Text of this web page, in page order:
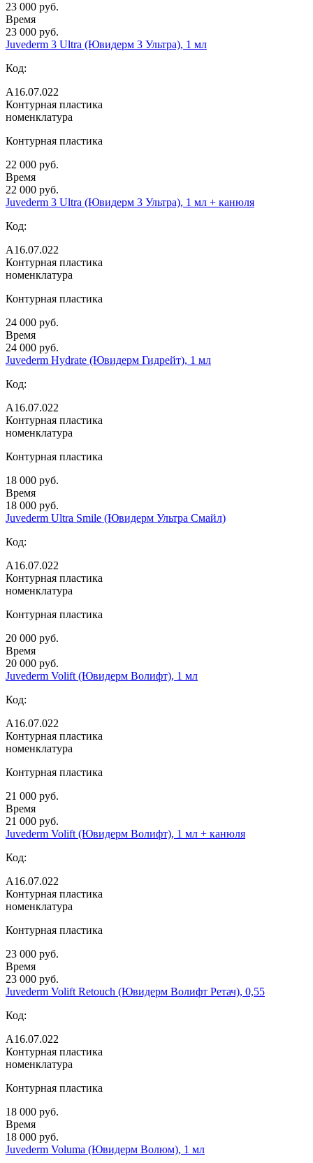
23 000 руб.
Время
23 000 руб.
Juvederm 3 Ultra (Ювидерм 3 Ультра), 1 мл
Код:
А16.07.022
Контурная пластика
номенклатура
Контурная пластика
22 000 руб.
Время
22 000 руб.
Juvederm 3 Ultra (Ювидерм 3 Ультра), 1 мл + канюля
Код:
А16.07.022
Контурная пластика
номенклатура
Контурная пластика
24 000 руб.
Время
24 000 руб.
Juvederm Hydrate (Ювидерм Гидрейт), 1 мл
Код:
А16.07.022
Контурная пластика
номенклатура
Контурная пластика
18 000 руб.
Время
18 000 руб.
Juvederm Ultra Smile (Ювидерм Ультра Смайл)
Код:
А16.07.022
Контурная пластика
номенклатура
Контурная пластика
20 000 руб.
Время
20 000 руб.
Juvederm Volift (Ювидерм Волифт), 1 мл
Код:
А16.07.022
Контурная пластика
номенклатура
Контурная пластика
21 000 руб.
Время
21 000 руб.
Juvederm Volift (Ювидерм Волифт), 1 мл + канюля
Код:
А16.07.022
Контурная пластика
номенклатура
Контурная пластика
23 000 руб.
Время
23 000 руб.
Juvederm Volift Retouch (Ювидерм Волифт Ретач), 0,55
Код:
А16.07.022
Контурная пластика
номенклатура
Контурная пластика
18 000 руб.
Время
18 000 руб.
Juvederm Voluma (Ювидерм Волюм), 1 мл